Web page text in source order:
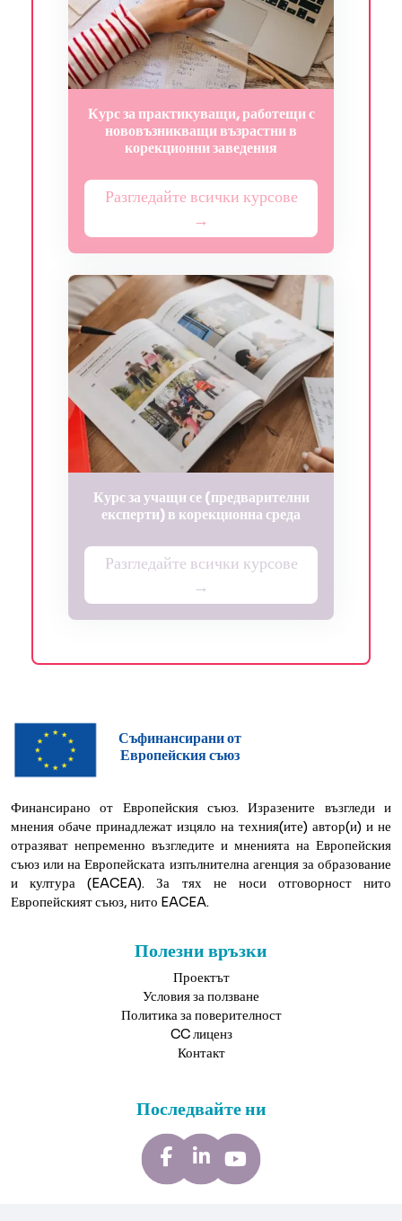
Курс за практикуващи, работещи с
нововъзникващи възрастни в
корекционни заведения
Разгледайте всички курсове
→
Курс за учащи се (предварителни
експерти) в корекционна среда
Разгледайте всички курсове
→
Съфинансирани от
Европейския съюз
Финансирано от Европейския съюз. Изразените възгледи и
мнения обаче принадлежат изцяло на техния(ите) автор(и) и не
отразяват непременно възгледите и мненията на Европейския
съюз или на Европейската изпълнителна агенция за образование
и култура (EACEA). За тях не носи отговорност нито
Европейският съюз, нито EACEA.
Полезни връзки
Проектът
Условия за ползване
Политика за поверителност
CC лиценз
Контакт
Последвайте ни